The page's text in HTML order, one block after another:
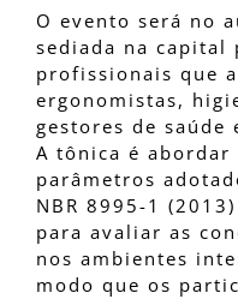
O evento será no
sediada na capital
profissionais que
ergonomistas,
gestores de saúde
A tônica é
parâmetros
NBR 8995-1
para avaliar as
nos ambientes
modo que os